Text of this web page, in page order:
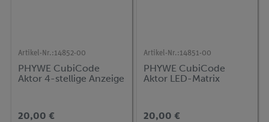
Artikel-Nr.:14852-00
PHYWE CubiCode
Aktor 4-stellige Anzeige
20,00 €
Artikel-Nr.:14851-00
PHYWE CubiCode
Aktor LED-Matrix
20,00 €